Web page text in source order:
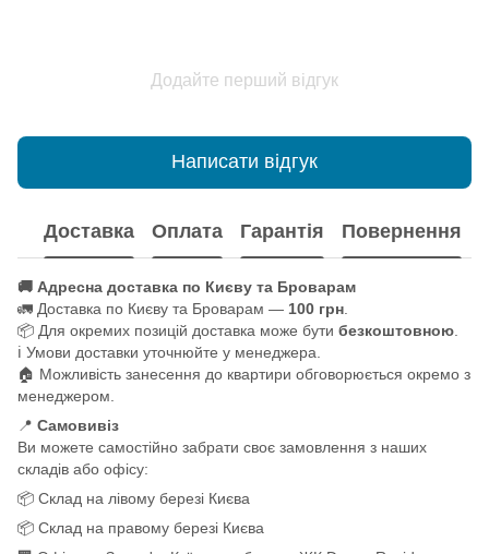
Додайте перший відгук
Написати відгук
Доставка Оплата Гарантія Повернення
🚚 Адресна доставка по Києву та Броварам
🚛 Доставка по Києву та Броварам — 100 грн
📦 Для окремих позицій доставка може бути безкоштовною
ℹ️ Умови доставки уточнюйте у менеджера.
🏠 Можливість занесення до квартири обговорюється окремо з
менеджером.
📍 Самовивіз
Ви можете самостійно забрати своє замовлення з наших
складів або офісу:
📦 Склад на лівому березі Києва
📦 Склад на правому березі Києва